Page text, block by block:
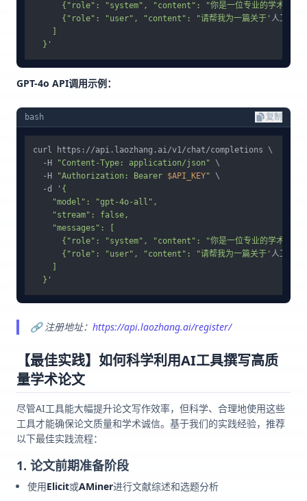
{"role": "system", "content": "你是一位专业的学术论文写
      {"role": "user", "content": "请帮我为一篇关于'
人工智能
  }'
GPT-4o API调用示例：
bash 复制
curl https://api.laozhang.ai/v1/chat/completions \
  -H
"Content-Type: application/json" \
  -H
"Authorization: Bearer $API_KEY" \
  -d
'{
    "model": "gpt-4o-all",
    "stream": false,
    "messages": [
{"role": "system", "content": "你是一位专业的学术论文写
      {"role": "user", "content": "请帮我为一篇关于'
人工智能
  }'
🔗 注册地址： https://api.laozhang.ai/register/
【最佳实践】如何科学利用AI工具撰写高质
量学术论文
尽管AI工具能大幅提升论文写作效率，但科学、合理地使用这些
工具才能确保论文质量和学术诚信。基于我们的实践经验，推荐
以下最佳实践流程：
1. 论文前期准备阶段
使用Elicit或AMiner进行文献综述和选题分析